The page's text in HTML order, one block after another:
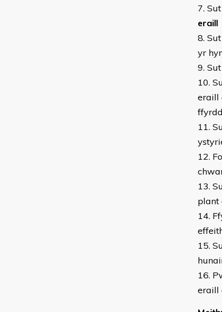
7.
eraill
8.
yr
9.
10.
eraill
11.
12.
13.
plant
14.
15.
16.
eraill